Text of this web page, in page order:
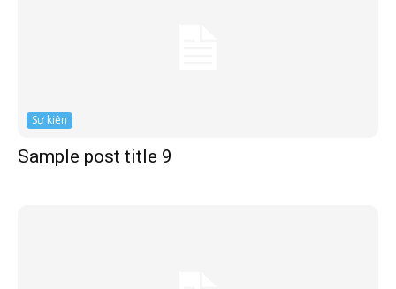
Sự kiện
Sample post title 9